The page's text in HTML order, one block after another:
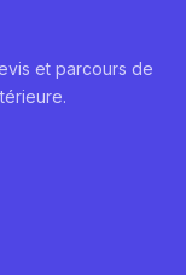
et parcours de